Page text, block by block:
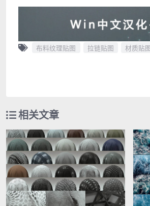
布料纹理贴图 拉链贴图 材质贴
相关文章